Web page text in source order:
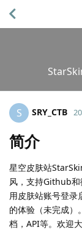
S SRY_CTB
简介
星空皮肤站
风，支持Github
用皮肤站账号登录
的体验（未完成）
档，API等。欢迎